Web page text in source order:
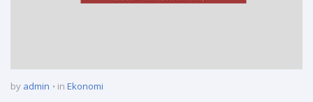
by admin in Ekonomi